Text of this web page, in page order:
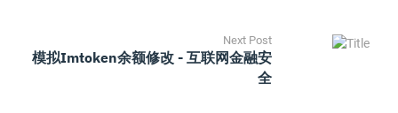
Next Post
模拟imtoken余额修改 - 互联网金融安
全